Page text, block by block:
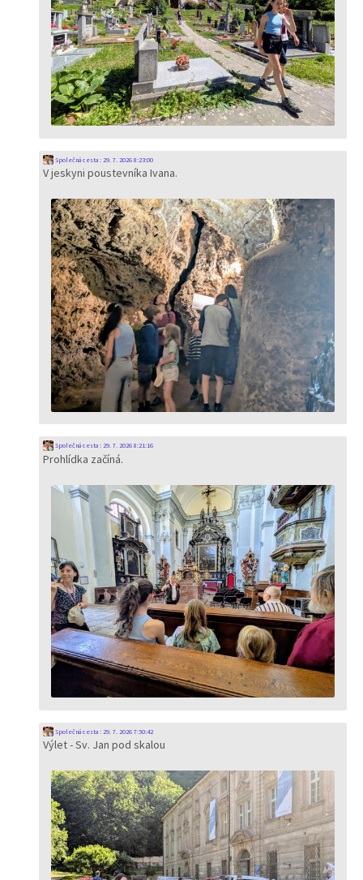
Společná cesta: 29. 7. 2026 8:23:00
V jeskyni poustevníka Ivana.
Společná cesta: 29. 7. 2026 8:21:16
Prohlídka začíná.
Společná cesta: 29. 7. 2026 7:50:42
Výlet - Sv. Jan pod skalou